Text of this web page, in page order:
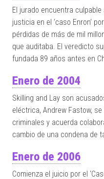
El jurado encuentra
justicia en el ‘caso Enron’
pérdidas de más de mil
que auditaba. El veredicto
fundada 89 años antes en
Enero de 2004
Skilling and Lay son
eléctrica, Andrew Fastow,
criminales y acuerda
cambio de una condena de
Enero de 2006
Comienza el juicio por el